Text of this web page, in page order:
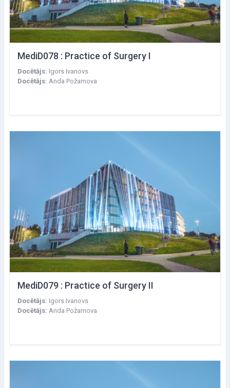
MediD078 : Practice of Surgery I
Docētājs: Igors Ivanovs
Docētājs: Anda Požarnova
MediD079 : Practice of Surgery II
Docētājs: Igors Ivanovs
Docētājs: Anda Požarnova